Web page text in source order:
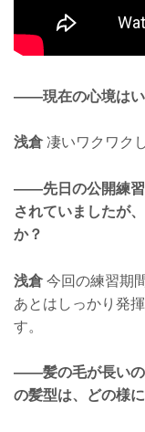
——現在の心境はい
浅倉凄いワクワク
——先日の公開練習
されていましたが
か？
浅倉今回の練習期
あとはしっかり発
す。
——髪の毛が長いの
の髪型は、どの様